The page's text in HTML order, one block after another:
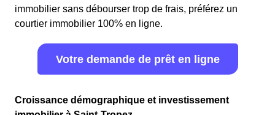
immobilier sans débourser trop de frais, préférez un
courtier immobilier 100% en ligne.
Votre demande de prêt en ligne
Croissance démographique et investissement